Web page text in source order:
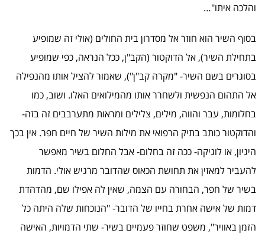
והלכה איתו"…
בסוף השיר הוא חוזר אל מסדרון בית החולים (אולי זה שמופיע
בתחילת השיר), אל הדוקטור (הקב"ן, ככל הנראה, כפי שמופיע
בסוגרים בשם השיר- "מקרה קב"ן"), שאמור להציל אותו מהנפילה
אל התהום הנפשית ולשחרר אותו מהמילואים האלו. ושוב, כמו
בחלומות, עבר והווה, מילים, צלילים ומראות מתערבבים זה בזה-
והדוקטור כותב בתיק הרפואי את מילות השיר של חיים חפר. אין בכך
היגיון, או לוגיקה- ככה זה בחלום- אבל החלום בשיר מאפשר
להעביר למאזין את תחושת הכאוס שהדובר מרגיש אולי. הדמות
בשיר של חפר, הבחורה עם הצמה, שאין לה אפילו שם, מהדהדת
דמות של אישה אחרת בחייו של הדובר- "הנוכחות שלה היתה כל
הזמן באוויר", משפט שחוזר פעמיים בשיר- שתי הדמויות, האישה